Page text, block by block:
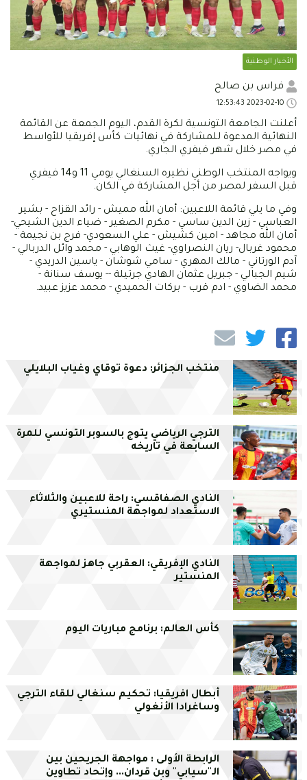
الأخبار الوطنية
فراس بن صالح
أعلنت الجامعة التونسية لكرة القدم، اليوم الجمعة عن القائمة
النهائية المدعوة للمشاركة في نهائيات كأس إفريقيا للأواسط
في مصر خلال شهر فيفري الجاري.
ويواجه المنتخب الوطني نظيره السنغالي يومي 11 و14 فيفري
قبل السفر لمصر من أجل المشاركة في الكان.
وفي ما يلي قائمة اللاعبين: أمان الله مميش - رائد القزاح - بشير
العباسي - زين الدين ساسي - مكرم الصغير - ضياء الدين الشيحي-
أمان الله مجاهد - امين كشيش - علي السعودي- فرج بن نجيمة -
محمود غربال- ريان النصراوي- غيث الوهابي - محمد وائل الدربالي -
آدم الورتاني - مالك المهري - سامي شوشان - ياسين الدريدي -
شيم الجبالي - جبريل عثمان الهادي جرتيلة -- يوسف سنانة -
محمد الضاوي - ادم قرب - بركات الحميدي - محمد عزيز عبيد.
منتخب الجزائر: دعوة توقاي وغياب البلايلي
الترجي الرياضي يتوج بالسوبر التونسي للمرة
السابعة في تاريخه
النادي الصفاقسي: راحة للاعبين والثلاثاء
الاستعداد لمواجهة المنستيري
النادي الإفريقي: العقربي جاهز لمواجهة
المنستير
كأس العالم: برنامج مباريات اليوم
أبطال افريقيا: تحكيم سنغالي للقاء الترجي
وساغرادا الأنغولي
الرابطة الأولى : مواجهة الجريحين بين
الـ''سيابي'' وبن قردان... وإتحاد تطاوين